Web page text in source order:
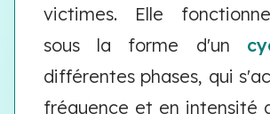
victimes. Elle
sous la forme d'un
différentes phases, qui
fréquence et en intensité